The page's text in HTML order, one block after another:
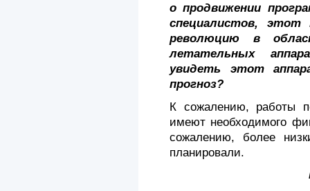
о продвижении
специалистов, этот
революцию в
летательных
увидеть этот
прогноз?
К сожалению, работы
имеют необходимого
сожалению, более
планировали.